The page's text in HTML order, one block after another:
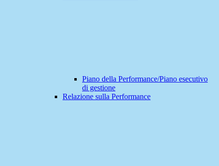
Piano della Performance/Piano esecutivo
di gestione
Relazione sulla Performance